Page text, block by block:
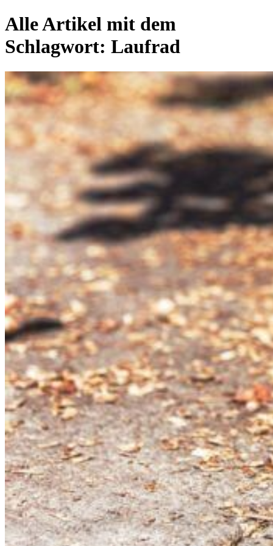
Alle Artikel mit dem
Schlagwort: Laufrad